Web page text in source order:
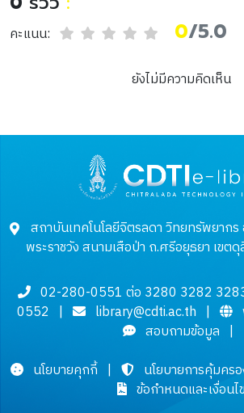
คะแนน: 0/5.0
ยังไม่มีความคิดเห็น
สถาบันเทคโนโลยีจิตรลดา วิทยทรัพยาก
พระราชวัง สนามเสือป่า ถ.ศรีอยุธยา เข
02-280-0551 ต่อ 3280 3282
0552 | library@cdti.ac.th |
สอบถามข้อมูล |
นโยบายคุกกี้ | นโยบายการคุ้มคร
ข้อกำหนดและเงื่อนไข